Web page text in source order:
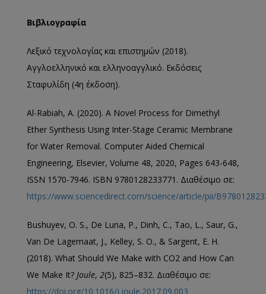
Βιβλιογραφία
Λεξικό τεχνολογίας και επιστημών (2018).
Αγγλοελληνικό και ελληνοαγγλικό. Εκδόσεις
Σταφυλίδη (4η έκδοση).
Al-Rabiah, A. (2020). A Novel Process for Dimethyl
Ether Synthesis Using Inter-Stage Ceramic Membrane
for Water Removal. Computer Aided Chemical
Engineering, Elsevier, Volume 48, 2020, Pages 643-648,
ISSN 1570-7946. ISBN 9780128233771. Διαθέσιμο σε:
https://www.sciencedirect.com/science/article/pii/
Bushuyev, O. S., De Luna, P., Dinh, C., Tao, L., Saur, G.,
Van De Lagemaat, J., Kelley, S. O., & Sargent, E. H.
(2018). What Should We Make with CO2 and How Can
We Make It? Joule, 2(5), 825–832. Διαθέσιμο σε:
https://doi.org/10.1016/j.joule.2017.09.003